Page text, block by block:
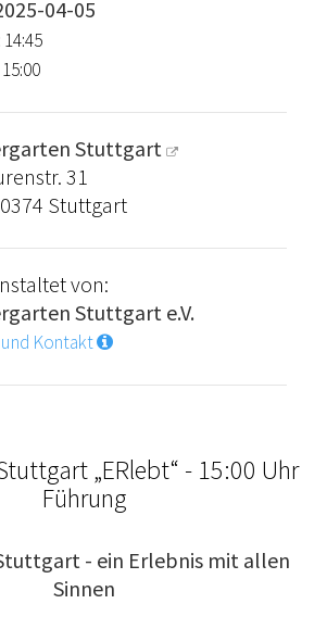
04-05
Stuttgart
31
Stuttgart
von:
Stuttgart e.V.
Kontakt
„ERlebt“ - 15:00 Uhr
Führung
- ein Erlebnis mit allen
Sinnen